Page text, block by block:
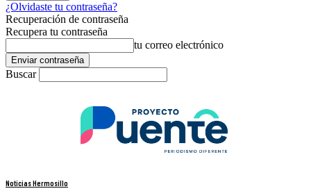
¿Olvidaste tu contraseña?
Recuperación de contraseña
Recupera tu contraseña
tu correo electrónico
Buscar
Noticias Hermosillo